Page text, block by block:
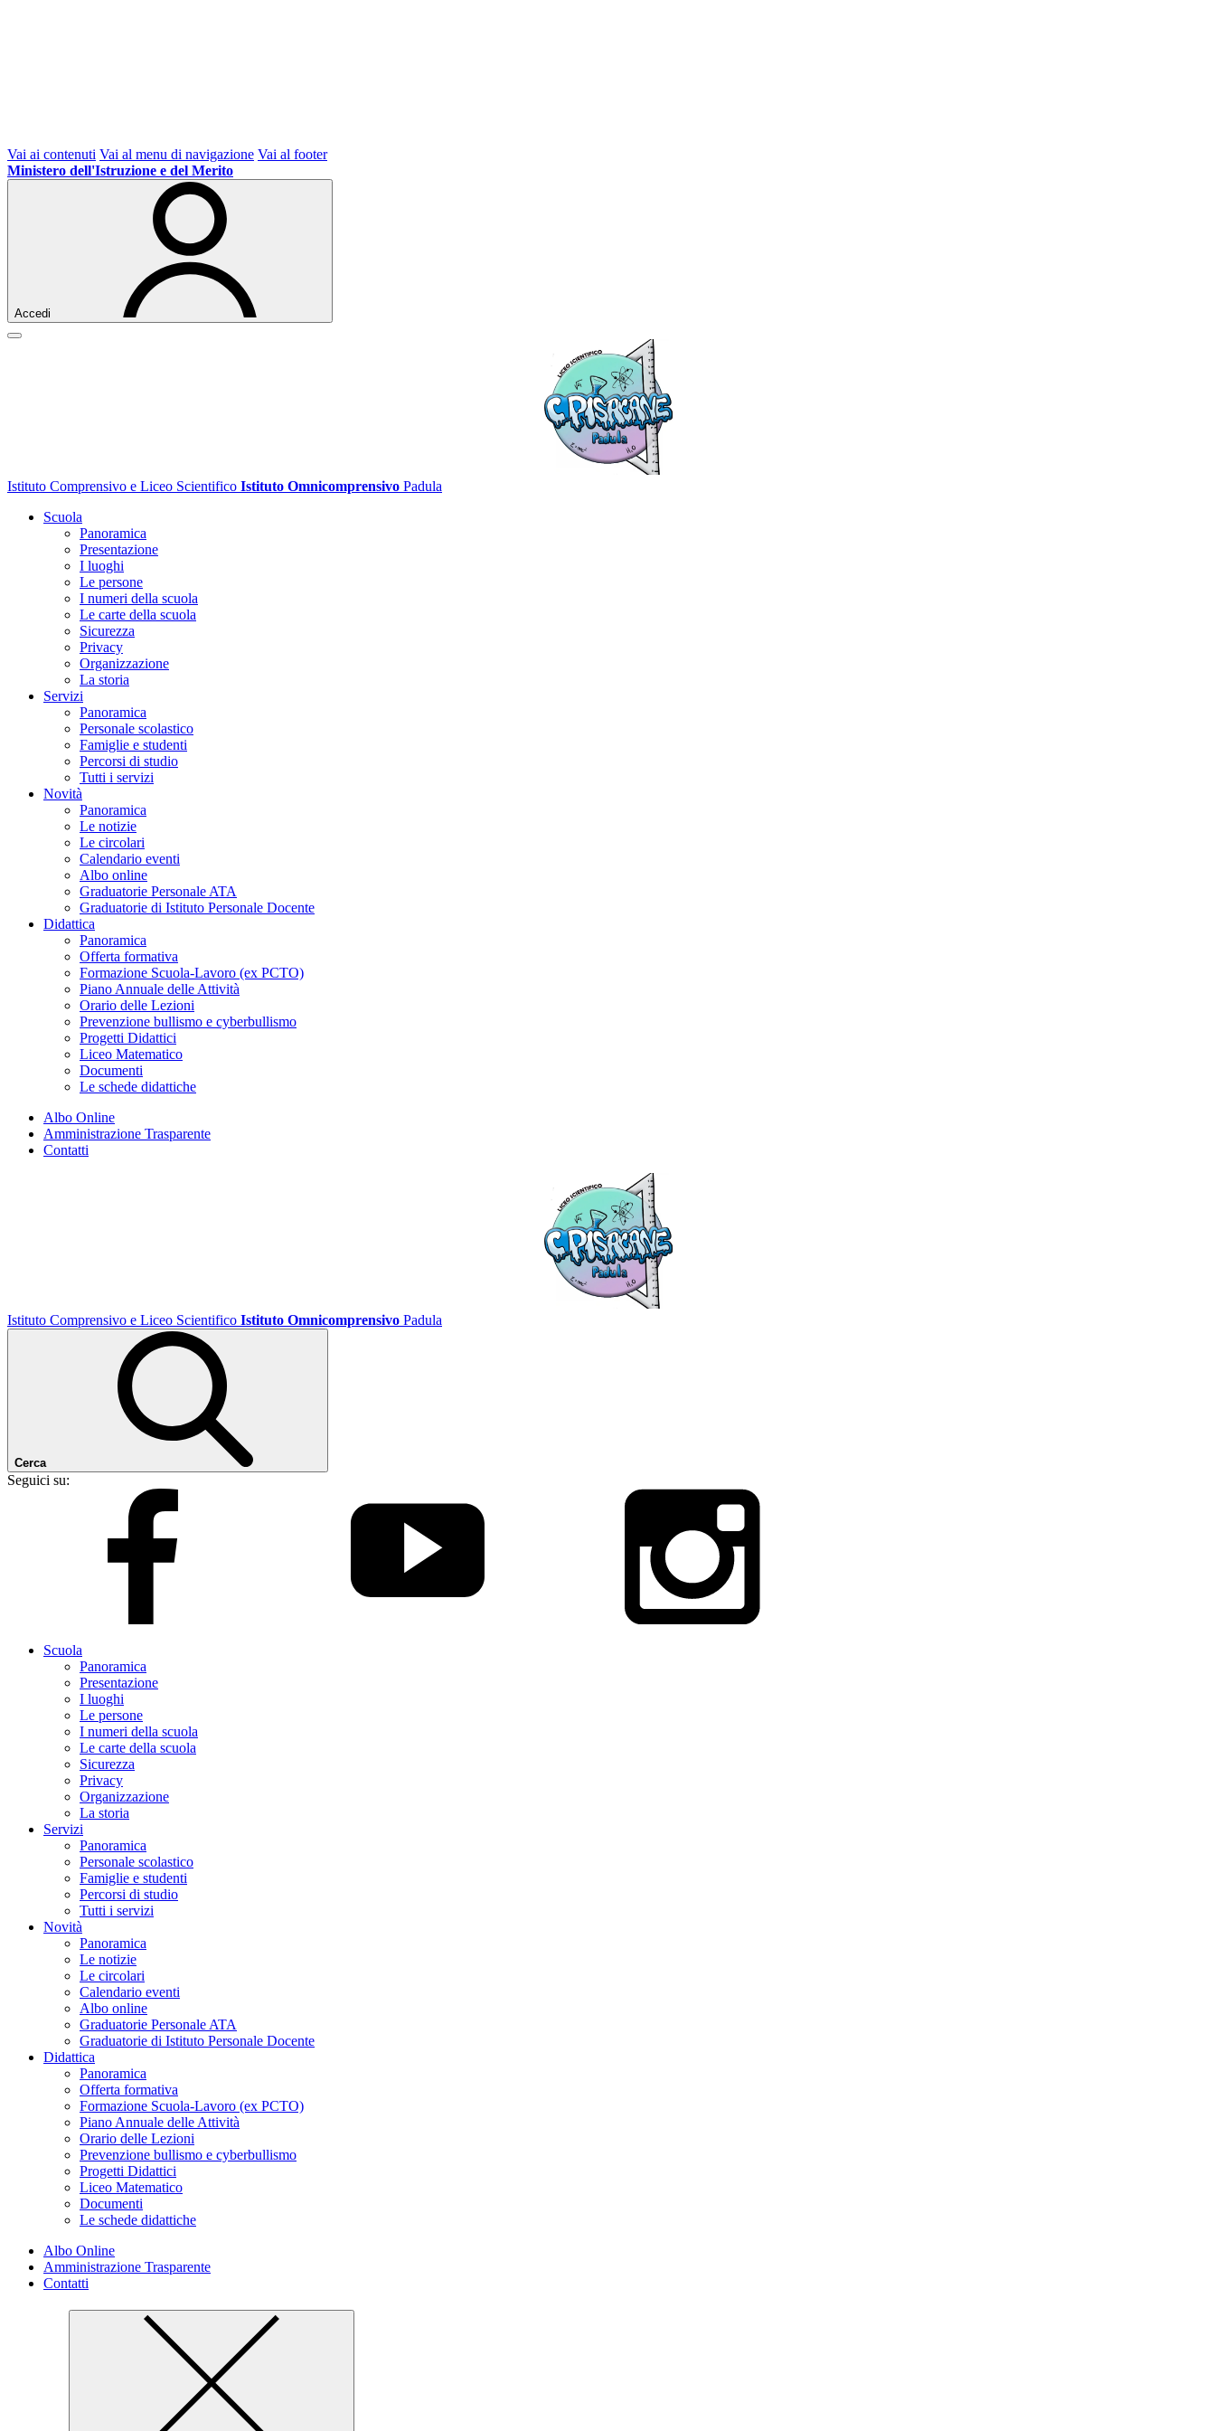
Vai ai contenuti Vai al menu di navigazione Vai al footer
Ministero dell'Istruzione e del Merito
Accedi
Istituto Comprensivo e Liceo Scientifico Istituto Omnicomprensivo Padula
Scuola
Panoramica
Presentazione
I luoghi
Le persone
I numeri della scuola
Le carte della scuola
Sicurezza
Privacy
Organizzazione
La storia
Servizi
Panoramica
Personale scolastico
Famiglie e studenti
Percorsi di studio
Tutti i servizi
Novità
Panoramica
Le notizie
Le circolari
Calendario eventi
Albo online
Graduatorie Personale ATA
Graduatorie di Istituto Personale Docente
Didattica
Panoramica
Offerta formativa
Formazione Scuola-Lavoro (ex PCTO)
Piano Annuale delle Attività
Orario delle Lezioni
Prevenzione bullismo e cyberbullismo
Progetti Didattici
Liceo Matematico
Documenti
Le schede didattiche
Albo Online
Amministrazione Trasparente
Contatti
Istituto Comprensivo e Liceo Scientifico Istituto Omnicomprensivo Padula
Cerca
Seguici su:
Scuola
Panoramica
Presentazione
I luoghi
Le persone
I numeri della scuola
Le carte della scuola
Sicurezza
Privacy
Organizzazione
La storia
Servizi
Panoramica
Personale scolastico
Famiglie e studenti
Percorsi di studio
Tutti i servizi
Novità
Panoramica
Le notizie
Le circolari
Calendario eventi
Albo online
Graduatorie Personale ATA
Graduatorie di Istituto Personale Docente
Didattica
Panoramica
Offerta formativa
Formazione Scuola-Lavoro (ex PCTO)
Piano Annuale delle Attività
Orario delle Lezioni
Prevenzione bullismo e cyberbullismo
Progetti Didattici
Liceo Matematico
Documenti
Le schede didattiche
Albo Online
Amministrazione Trasparente
Contatti